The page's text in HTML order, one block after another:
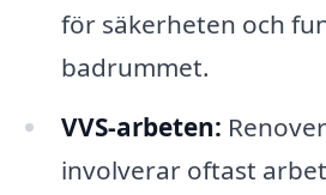
för säkerheten och
badrummet.
VVS-arbeten:
involverar oftast